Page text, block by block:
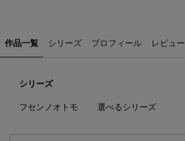
作品一覧 シリーズ プロフィール レビュー
シリーズ
フセンノオトモ 選べるシリーズ